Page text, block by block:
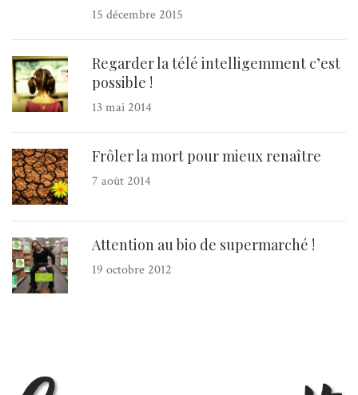
15 décembre 2015
Regarder la télé intelligemment c’est
possible !
13 mai 2014
Frôler la mort pour mieux renaître
7 août 2014
Attention au bio de supermarché !
19 octobre 2012